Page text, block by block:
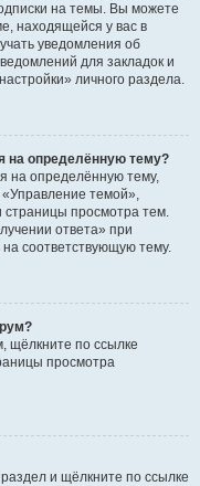
на темы. Вы можете
находящейся у вас в
уведомления об
для закладок и
личного раздела.
на определённую тему?
на определённую тему,
темой»,
страницы просмотра тем.
ответа» при
соответствующую тему.
щёлкните по ссылке
просмотра
и щёлкните по ссылке